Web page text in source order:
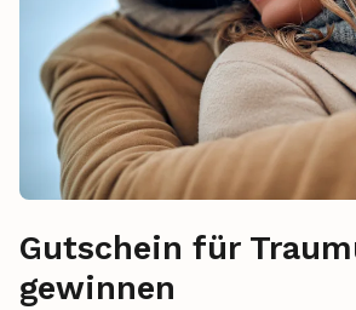
Gutschein für
gewinnen